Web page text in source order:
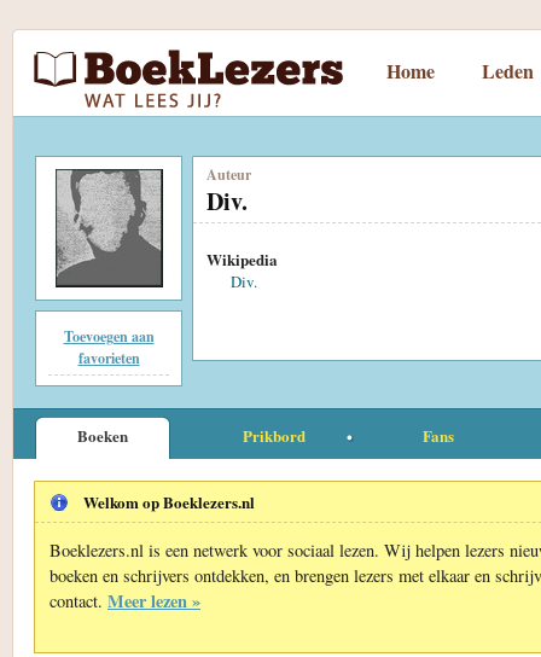
Home Leden
Toevoegen aan
favorieten
Auteur
Div.
Wikipedia
Div.
Boeken Prikbord Fans
Welkom op Boeklezers.nl
Boeklezers.nl is een netwerk voor sociaal lezen. Wij helpen lezers
boeken en schrijvers ontdekken, en brengen lezers met elkaar en
contact. Meer lezen »